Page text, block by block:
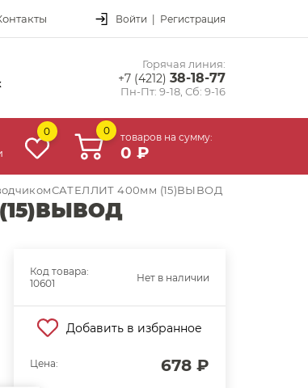
Войти | Регистрация
Горячая линия:
+7 (4212) 38-18-77
Пн-Пт: 9-18, Сб: 9-16
0 0
товаров на сумму:
0 ₽
400мм (15)ВЫВОД
Код товара:
10601
Нет в наличии
Добавить в избранное
Цена: 678 ₽